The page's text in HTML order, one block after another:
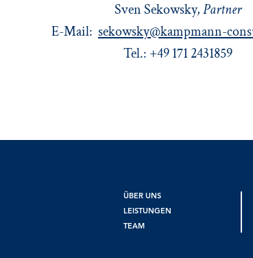
Sven Sekowsky,Partner
E-Mail: sekowsky@kampmann-
Tel.: +49 171 2431859
ÜBER UNS
LEISTUNGEN
TEAM